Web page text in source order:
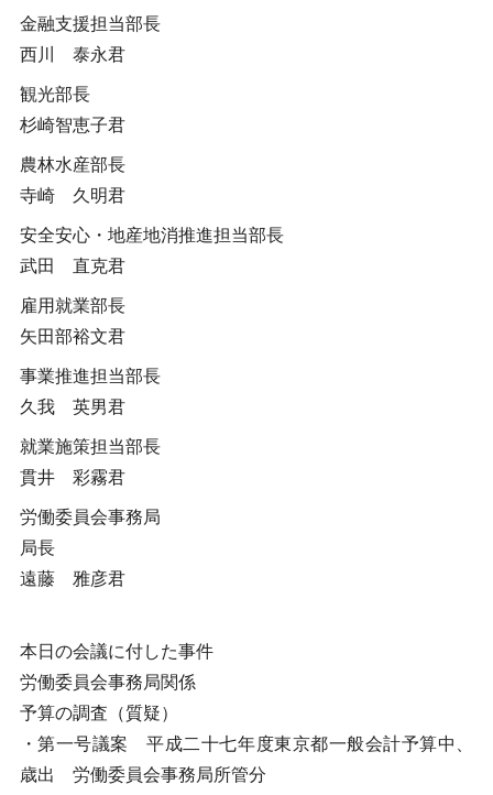
金融支援担当部長
西川 泰永君
観光部長
杉崎智恵子君
農林水産部長
寺崎 久明君
安全安心・地産地消推進担当部長
武田 直克君
雇用就業部長
矢田部裕文君
事業推進担当部長
久我 英男君
就業施策担当部長
貫井 彩霧君
労働委員会事務局
局長
遠藤 雅彦君
本日の会議に付した事件
労働委員会事務局関係
予算の調査（質疑）
・第一号議案 平成二十七年度東京都一般会計予算中、
歳出 労働委員会事務局所管分